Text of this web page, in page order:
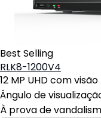
Best Selling
RLK8-1200V4
12 MP UHD com
Ângulo de
À prova de